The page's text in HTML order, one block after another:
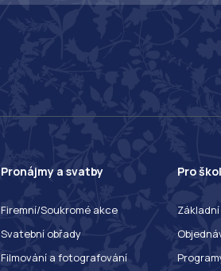
Pronájmy a svatby
Firemní/Soukromé akce
Svatební obřady
Filmování a fotografování
Pro